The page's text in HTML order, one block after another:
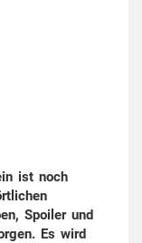
ist noch
Spoiler und
Es wird